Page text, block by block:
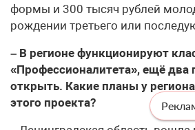
формы и 300 тысяч рублей
рождении третьего или
– В регионе функционируют
«Профессионалитета», ещё два
открыть. Какие планы у
этого проекта?